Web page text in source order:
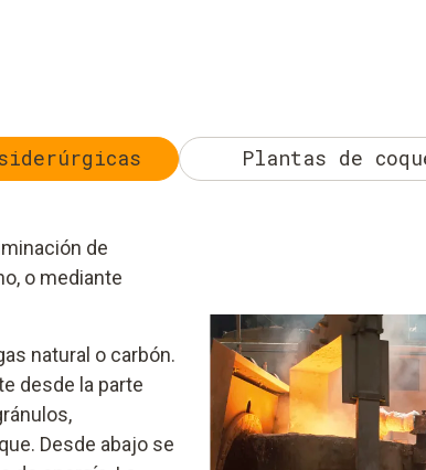
Plantas de
de
o mediante
natural o carbón.
desde la parte
Desde abajo se